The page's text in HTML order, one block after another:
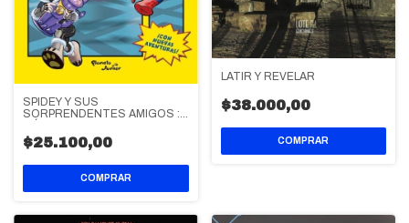
SPIDEY Y SUS
SORPRENDENTES AMIGOS :
$25.100,00
LATIR Y REVELAR
$38.000,00